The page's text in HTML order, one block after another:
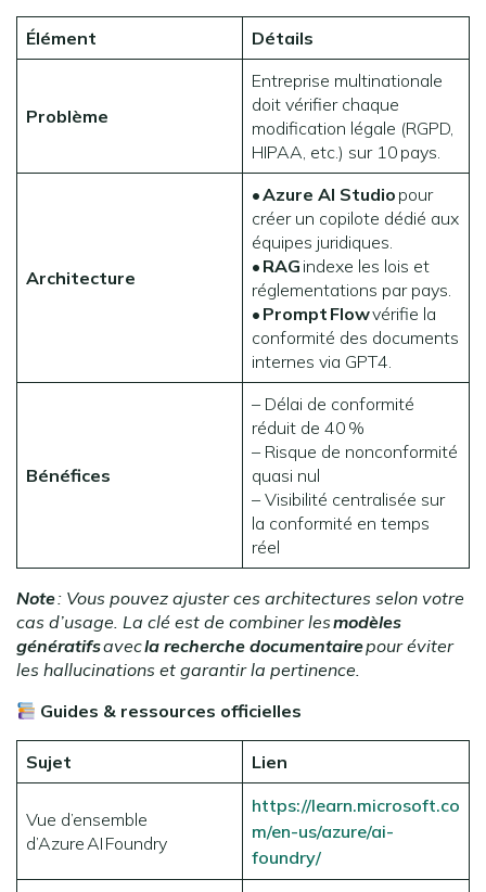
Élément Détails
Problème
Entreprise multinationale
doit vérifier chaque
modification légale (RGPD,
HIPAA, etc.) sur 10 pays.
Architecture
•Azure AI Studio pour
créer un copilote dédié aux
équipes juridiques.
• RAG indexe les lois et
réglementations par pays.
• Prompt Flowvérifie la
conformité des documents
internes via GPT4.
Bénéfices
– Délai de conformité
réduit de 40 %
– Risque de nonconformité
quasi nul
– Visibilité centralisée sur
la conformité en temps
réel
Note: Vous pouvez ajuster ces architectures selon votre
cas d’usage. La clé est de combiner lesmodèles
génératifsavecla recherche documentairepour éviter
les hallucinations et garantir la pertinence.
Guides & ressources officielles
Sujet Lien
Vue d’ensemble
d’Azure AI Foundry
https://learn.microsoft.co
m/en-us/azure/ai-
foundry/